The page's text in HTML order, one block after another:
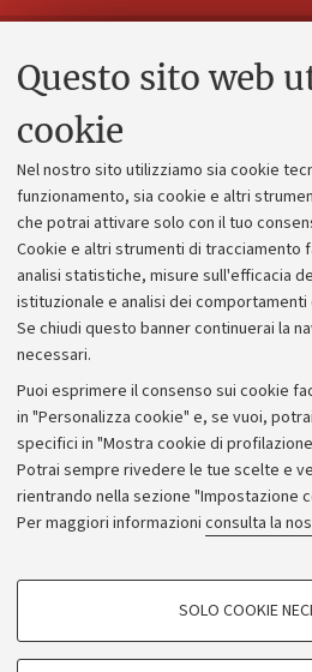
Questo sito web
cookie
Nel nostro sito utilizziamo sia cookie
funzionamento, sia cookie e altri
che potrai attivare solo con il tuo
Cookie e altri strumenti di tracciamento
analisi statistiche, misure sull'efficacia
istituzionale e analisi dei
Se chiudi questo banner continuerai la
necessari.
Puoi esprimere il consenso sui cookie
in "Personalizza cookie" e, se vuoi,
specifici in "Mostra cookie di
Potrai sempre rivedere le tue scelte e
rientrando nella sezione "Impostazione
Per maggiori informazioni consulta la
COOKIE DI PROFILAZIONE -
SOLO COOKIE
Contatti e
Alumni
Piano
Bilanci
Donazioni e
Bandi, gare e
Albo online
Amministrazione
Atti di
Informazioni sul sito
Dichiarazione di
Privacy e note
Impostazioni